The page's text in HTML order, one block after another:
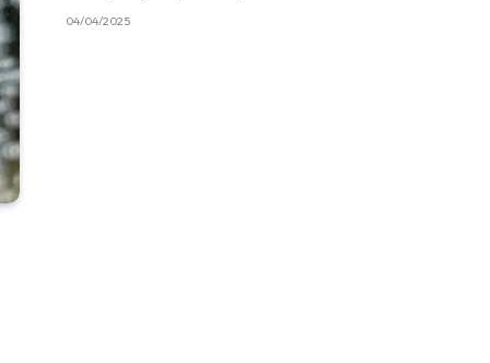
04/04/2025